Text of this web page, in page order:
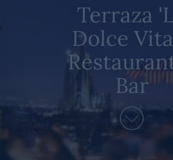
Terraza
Dolce
Bar